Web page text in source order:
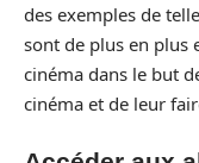
des exemples de
sont de plus en plus
cinéma dans le but
cinéma et de leur